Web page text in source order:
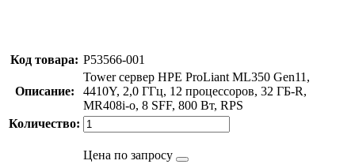
Код товара: P53566-001
Описание:
Tower сервер HPE ProLiant ML350 Gen11,
4410Y, 2,0 ГГц, 12 процессоров, 32 ГБ-R,
MR408i-o, 8 SFF, 800 Вт, RPS
Количество:
Цена по запросу